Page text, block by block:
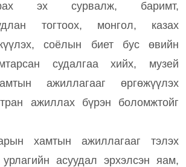
эх сурвалж, баримт,
тогтоох, монгол, казах
соёлын биет бус өвийн
судалгаа хийх, музей
ажиллагааг өргөжүүлэх
ажиллах бүрэн боломжтойг
хамтын ажиллагааг тэлэх
асуудал эрхэлсэн яам,